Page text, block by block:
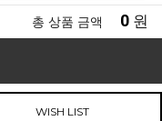
총 상품 금액 0 원
WISH LIST